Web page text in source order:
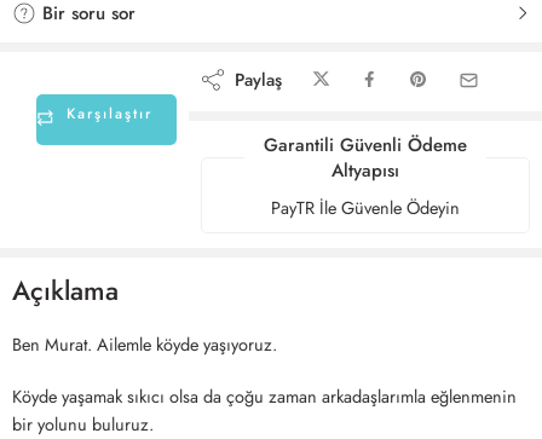
Bir soru sor
Karşılaştır
Paylaş
Garantili Güvenli Ödeme
Altyapısı
PayTR İle Güvenle Ödeyin
Açıklama
Ben Murat. Ailemle köyde yaşıyoruz.
Köyde yaşamak sıkıcı olsa da çoğu zaman arkadaşlarımla eğlenmenin
bir yolunu buluruz.